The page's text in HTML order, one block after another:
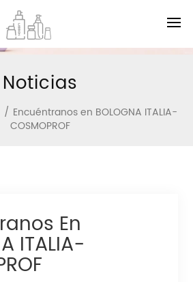
Noticias
/ Encuéntranos en BOLOGNA ITALIA-
COSMOPROF
En
ITALIA-